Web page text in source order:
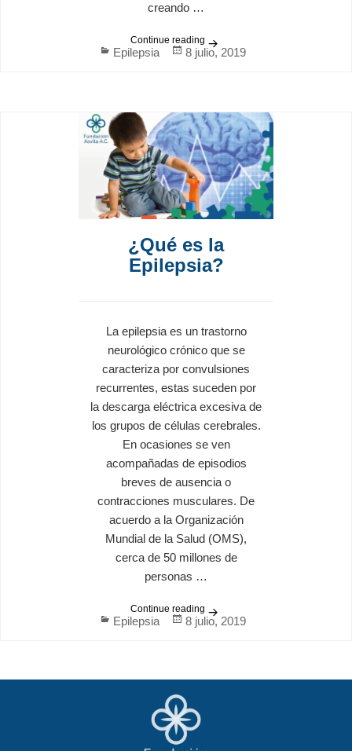
creando …
Continue reading Epilepsia en niños
Posted
8 julio, 2019
Categories
Epilepsia
¿Qué es la
Epilepsia?
La epilepsia es un trastorno
neurológico crónico que se
caracteriza por convulsiones
recurrentes, estas suceden por
la descarga eléctrica excesiva de
los grupos de células cerebrales.
En ocasiones se ven
acompañadas de episodios
breves de ausencia o
contracciones musculares. De
acuerdo a la Organización
Mundial de la Salud (OMS),
cerca de 50 millones de
personas …
Continue reading ¿Qué es la Epilepsia?
Posted
8 julio, 2019
Categories
Epilepsia